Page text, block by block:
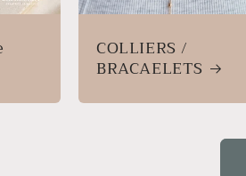
COLLIERS /
BRACAELETS